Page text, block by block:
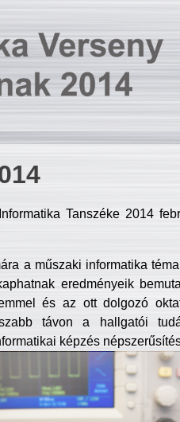
Tanszéke 2014
a műszaki informatika
eredményeik
és az ott dolgozó
távon a hallgatói
képzés